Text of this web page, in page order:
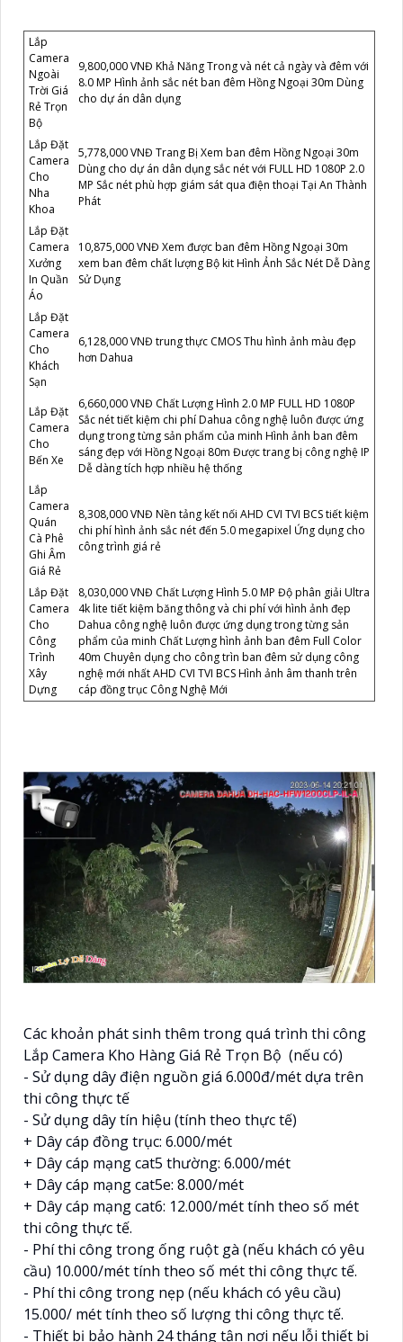
Lắp
Camera
Ngoài
Trời Giá
Rẻ Trọn
Bộ
9,800,000 VNĐ Khả Năng Trong và nét cả ngày và đêm với
8.0 MP Hình ảnh sắc nét ban đêm Hồng Ngoại 30m Dùng
cho dự án dân dụng
Lắp Đặt
Camera
Cho
Nha
Khoa
5,778,000 VNĐ Trang Bị Xem ban đêm Hồng Ngoại 30m
Dùng cho dự án dân dụng sắc nét với FULL HD 1080P 2.0
MP Sắc nét phù hợp giám sát qua điện thoại Tại An Thành
Phát
Lắp Đặt
Camera
Xưởng
In Quần
Áo
10,875,000 VNĐ Xem được ban đêm Hồng Ngoại 30m
xem ban đêm chất lượng Bộ kit Hình Ảnh Sắc Nét Dễ Dàng
Sử Dụng
Lắp Đặt
Camera
Cho
Khách
Sạn
6,128,000 VNĐ trung thực CMOS Thu hình ảnh màu đẹp
hơn Dahua
Lắp Đặt
Camera
Cho
Bến Xe
6,660,000 VNĐ Chất Lượng Hình 2.0 MP FULL HD 1080P
Sắc nét tiết kiệm chi phí Dahua công nghệ luôn được ứng
dụng trong từng sản phẩm của minh Hình ảnh ban đêm
sáng đẹp với Hồng Ngoại 80m Được trang bị công nghệ IP
Dễ dàng tích hợp nhiều hệ thống
Lắp
Camera
Quán
Cà Phê
Ghi Âm
Giá Rẻ
8,308,000 VNĐ Nền tảng kết nối AHD CVI TVI BCS tiết kiệm
chi phí hình ảnh sắc nét đến 5.0 megapixel Ứng dụng cho
công trình giá rẻ
Lắp Đặt
Camera
Cho
Công
Trình
Xây
Dựng
8,030,000 VNĐ Chất Lượng Hình 5.0 MP Độ phân giải Ultra
4k lite tiết kiệm băng thông và chi phí với hình ảnh đẹp
Dahua công nghệ luôn được ứng dụng trong từng sản
phẩm của minh Chất Lượng hình ảnh ban đêm Full Color
40m Chuyên dụng cho công trìn ban đêm sử dụng công
nghệ mới nhất AHD CVI TVI BCS Hình ảnh âm thanh trên
cáp đồng trục Công Nghệ Mới
Các khoản phát sinh thêm trong quá trình thi công
Lắp Camera Kho Hàng Giá Rẻ Trọn Bộ (nếu có)
- Sử dụng dây điện nguồn giá 6.000đ/mét dựa trên
thi công thực tế
- Sử dụng dây tín hiệu (tính theo thực tế)
+ Dây cáp đồng trục: 6.000/mét
+ Dây cáp mạng cat5 thường: 6.000/mét
+ Dây cáp mạng cat5e: 8.000/mét
+ Dây cáp mạng cat6: 12.000/mét tính theo số mét
thi công thực tế.
- Phí thi công trong ống ruột gà (nếu khách có yêu
cầu) 10.000/mét tính theo số mét thi công thực tế.
- Phí thi công trong nẹp (nếu khách có yêu cầu)
15.000/ mét tính theo số lượng thi công thực tế.
- Thiết bị bảo hành 24 tháng tận nơi nếu lỗi thiết bị